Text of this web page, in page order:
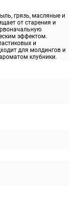
грязь, масляные и
от старения и
эффектом.
и
для молдингов и
клубники.